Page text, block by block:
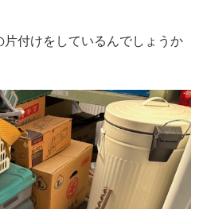
付けをしているんでしょうか